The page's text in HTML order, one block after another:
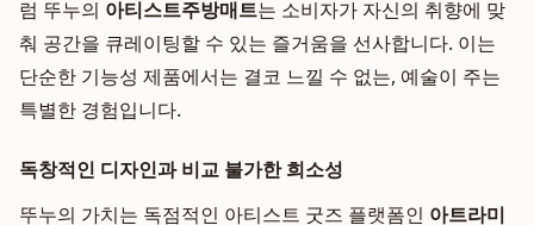
럼 뚜누의 아티스트주방매트는 소비자가 자신의 취향에 맞
춰 공간을 큐레이팅할 수 있는 즐거움을 선사합니다. 이는
단순한 기능성 제품에서는 결코 느낄 수 없는, 예술이 주는
특별한 경험입니다.
독창적인 디자인과 비교 불가한 희소성
뚜누의 가치는 독점적인 아티스트 굿즈 플랫폼인 아트라미